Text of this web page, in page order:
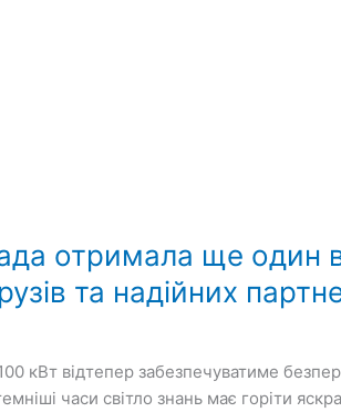
отримала ще один
та надійних
кВт відтепер забезпечуватиме
часи світло знань має горіти